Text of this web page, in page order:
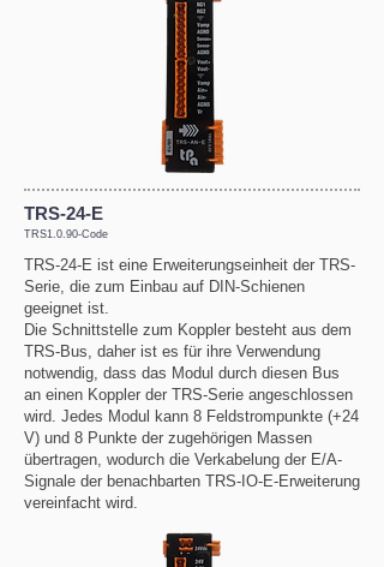
TRS-24-E
TRS1.0.90-Code
TRS-24-E ist eine Erweiterungseinheit der TRS-
Serie, die zum Einbau auf DIN-Schienen
geeignet ist.
Die Schnittstelle zum Koppler besteht aus dem
TRS-Bus, daher ist es für ihre Verwendung
notwendig, dass das Modul durch diesen Bus
an einen Koppler der TRS-Serie angeschlossen
wird. Jedes Modul kann 8 Feldstrompunkte (+24
V) und 8 Punkte der zugehörigen Massen
übertragen, wodurch die Verkabelung der E/A-
Signale der benachbarten TRS-IO-E-Erweiterung
vereinfacht wird.